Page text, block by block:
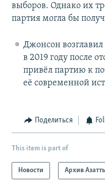
выборов. Однако их
партия могла бы
Джонсон
в 2019 году после
привёл партию к
её современной
Поделиться
This item is part of
Новости Архив